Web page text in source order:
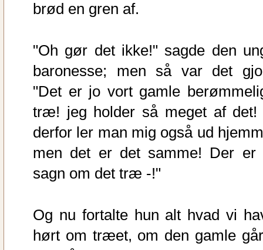
brød en gren af.
"Oh gør det ikke!" sagde den
baronesse; men så var det
"Det er jo vort gamle
træ! jeg holder så meget af det!
derfor ler man mig også ud
men det er det samme! Der er
sagn om det træ -!"
Og nu fortalte hun alt hvad vi
hørt om træet, om den gamle